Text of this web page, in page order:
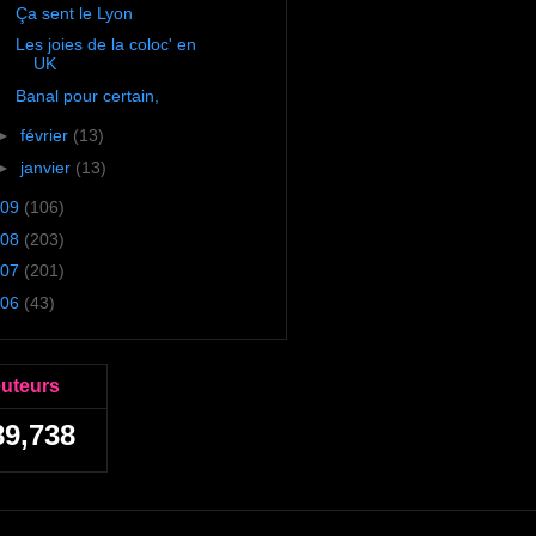
Ça sent le Lyon
Les joies de la coloc' en
UK
Banal pour certain,
février (13)
janvier (13)
09 (106)
08 (203)
07 (201)
06 (43)